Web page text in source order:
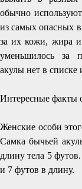
обычно
из самых опасных
за их кожи, жира и
уменьшилось за
акулы нет в
Интересные факты
Женские особи
Самка бычьей
длину тела 5
и 7 футов в длину.